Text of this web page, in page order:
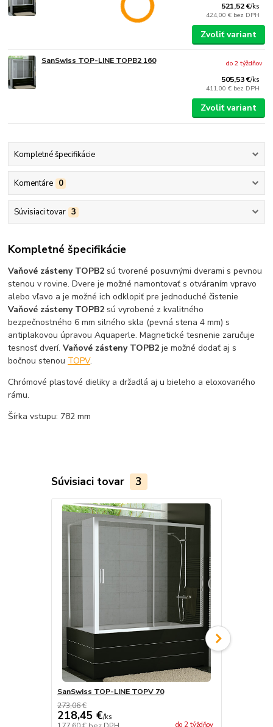
521,52 €/ks
424,00 € bez DPH
Zvoliť variant
SanSwiss TOP-LINE TOPB2 160
505,53 €/ks
411,00 € bez DPH
do 2 týždňov
Zvoliť variant
Kompletné špecifikácie
Komentáre 0
Súvisiaci tovar 3
Kompletné špecifikácie
Vaňové zásteny TOPB2 sú tvorené posuvnými dverami s pevnou
stenou v rovine. Dvere je možné namontovať s otváraním vpravo
alebo vľavo a je možné ich odklopiť pre jednoduché čistenie
Vaňové zásteny TOPB2 sú vyrobené z kvalitného
bezpečnostného 6 mm silného skla (pevná stena 4 mm) s
antiplakovou úpravou Aquaperle. Magnetické tesnenie zaručuje
tesnosť dverí.Vaňové zásteny TOPB2 je možné dodať aj s
bočnou stenou TOPV.
Chrómové plastové dieliky a držadlá aj u bieleho a eloxovaného
rámu.
Šírka vstupu: 782 mm
Súvisiaci tovar 3
SanSwiss TOP-LINE TOPV 70
273,06 €
218,45 €/ks
do 2 týždňov